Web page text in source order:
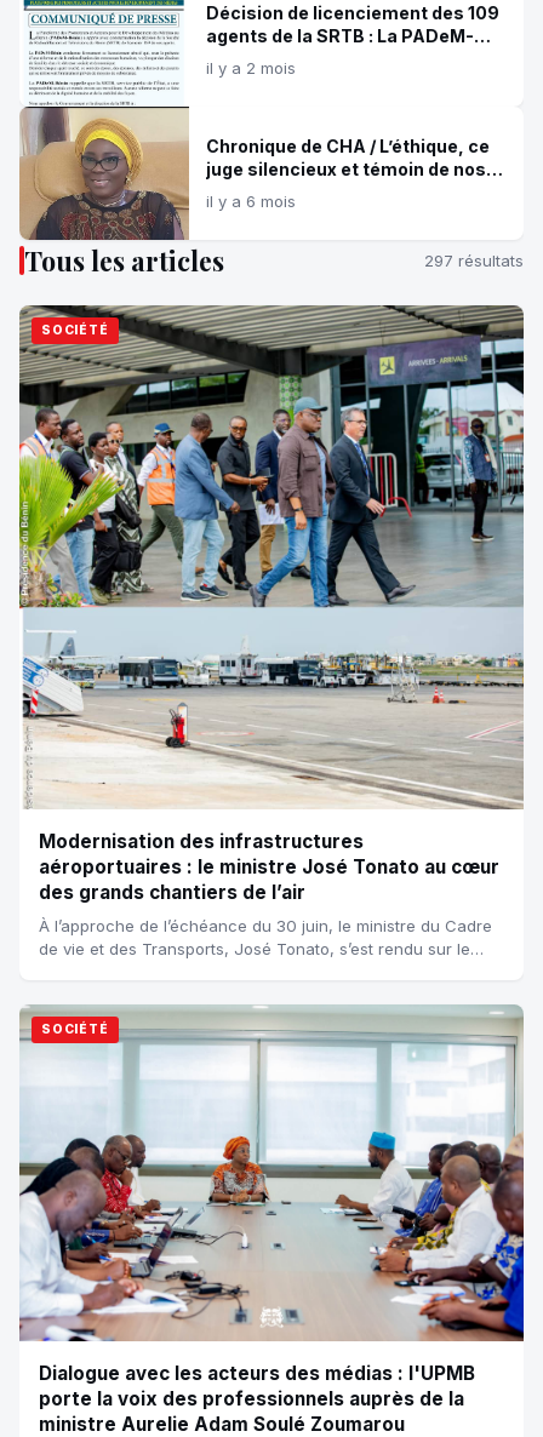
Décision de licenciement des 109
agents de la SRTB : La PADeM-
Bénin s'indigne et fait des
propositions
il y a 2 mois
Chronique de CHA / L’éthique, ce
juge silencieux et témoin de nos
choix !
il y a 6 mois
Tous les articles 297 résultats
SOCIÉTÉ
Modernisation des infrastructures
aéroportuaires : le ministre José Tonato au cœur
des grands chantiers de l’air
À l’approche de l’échéance du 30 juin, le ministre du Cadre
de vie et des Transports, José Tonato, s’est rendu sur le
SOCIÉTÉ
Dialogue avec les acteurs des médias : l'UPMB
porte la voix des professionnels auprès de la
ministre Aurelie Adam Soulé Zoumarou